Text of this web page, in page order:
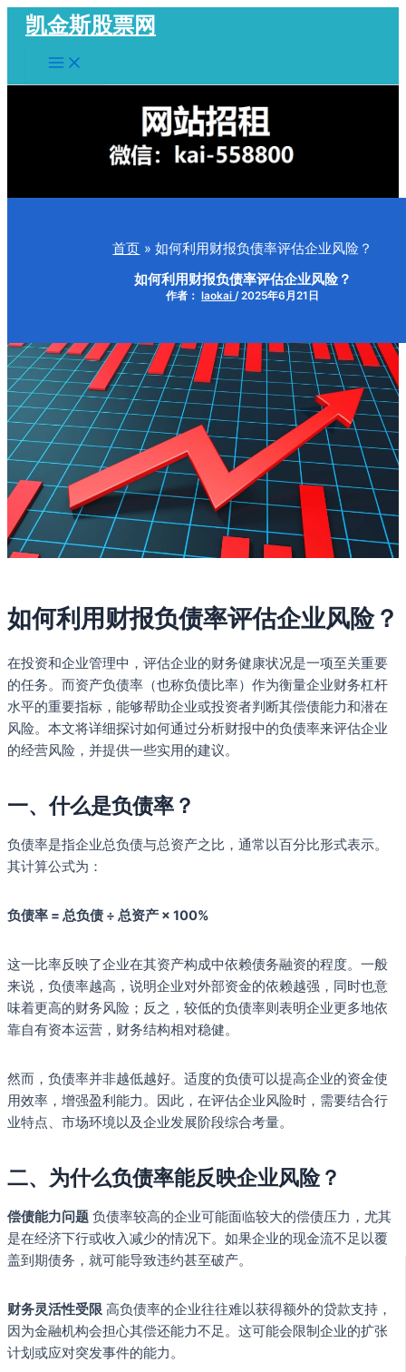
容
凯金斯股票网
Main
Menu
首页 如何利用财报负债率评估企业风险？
如何利用财报负债率评估企业风险？
作者： laokai /2025年6月21日
如何利用财报负债率评估企业风险？
在投资和企业管理中，评估企业的财务健康状况是一项至关重要
的任务。而资产负债率（也称负债比率）作为衡量企业财务杠杆
水平的重要指标，能够帮助企业或投资者判断其偿债能力和潜在
风险。本文将详细探讨如何通过分析财报中的负债率来评估企业
的经营风险，并提供一些实用的建议。
一、什么是负债率？
负债率是指企业总负债与总资产之比，通常以百分比形式表示。
其计算公式为：
负债率 = 总负债 ÷ 总资产 × 100%
这一比率反映了企业在其资产构成中依赖债务融资的程度。一般
来说，负债率越高，说明企业对外部资金的依赖越强，同时也意
味着更高的财务风险；反之，较低的负债率则表明企业更多地依
靠自有资本运营，财务结构相对稳健。
然而，负债率并非越低越好。适度的负债可以提高企业的资金使
用效率，增强盈利能力。因此，在评估企业风险时，需要结合行
业特点、市场环境以及企业发展阶段综合考量。
二、为什么负债率能反映企业风险？
偿债能力问题 负债率较高的企业可能面临较大的偿债压力，尤其
是在经济下行或收入减少的情况下。如果企业的现金流不足以覆
盖到期债务，就可能导致违约甚至破产。
财务灵活性受限 高负债率的企业往往难以获得额外的贷款支持，
因为金融机构会担心其偿还能力不足。这可能会限制企业的扩张
计划或应对突发事件的能力。